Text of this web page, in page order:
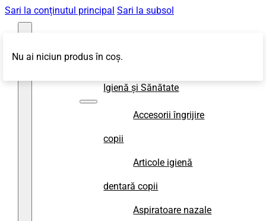
Sari la conținutul principal Sari la subsol
Igienă și Sănătate
Accesorii îngrijire
copii
Articole igienă
dentară copii
Aspiratoare nazale
Nu ai niciun produs în coș.